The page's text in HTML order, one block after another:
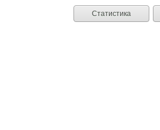
Статистика